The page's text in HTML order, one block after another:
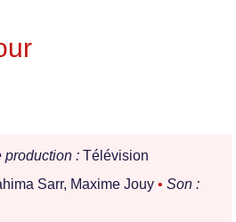
production : Télévision
Sarr, Maxime Jouy • Son :